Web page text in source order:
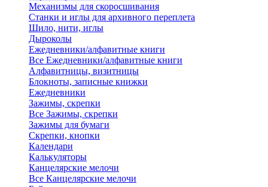
Механизмы для скоросшивания
Станки и иглы для архивного переплета
Шило, нити, иглы
Дыроколы
Ежедневники/алфавитные книги
Все Ежедневники/алфавитные книги
Алфавитницы, визитницы
Блокноты, записные книжки
Ежедневники
Зажимы, скрепки
Все Зажимы, скрепки
Зажимы для бумаги
Скрепки, кнопки
Календари
Калькуляторы
Канцелярские мелочи
Все Канцелярские мелочи